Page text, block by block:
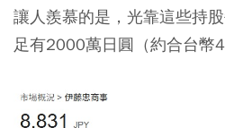
讓人羨慕的是，光靠這些持
足有2000萬日圓（約合台幣